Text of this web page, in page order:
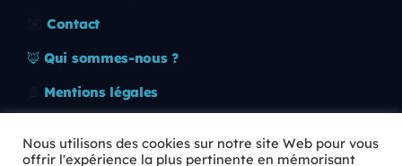
Contact
🦊 Qui sommes-nous ?
Mentions légales
🛡️ RGPD
Nous utilisons des cookies sur notre site Web pour vous
offrir l'expérience la plus pertinente en mémorisant